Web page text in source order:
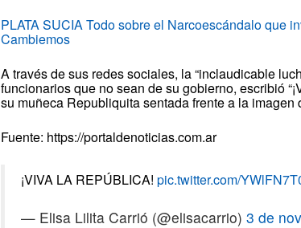
PLATA SUCIA Todo sobre el Narcoescándalo que
Cambiemos
A través de sus redes sociales, la “inclaudicable
funcionarios que no sean de su gobierno, escribió
su muñeca Republiquita sentada frente a la imagen
Fuente: https://portaldenoticias.com.ar
¡VIVA LA REPÚBLICA!pic.twitter.com/
— Elisa Lilita Carrió (@elisacarrio)3 de